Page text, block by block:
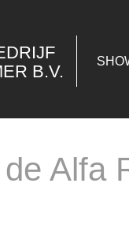
B.V.
Alfa